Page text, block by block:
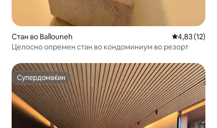
Стан во Ballouneh Просечна
4,83 (12)
Целосно опремен стан во кондоминиум во резорт
Супердомаќин
Супердомаќин